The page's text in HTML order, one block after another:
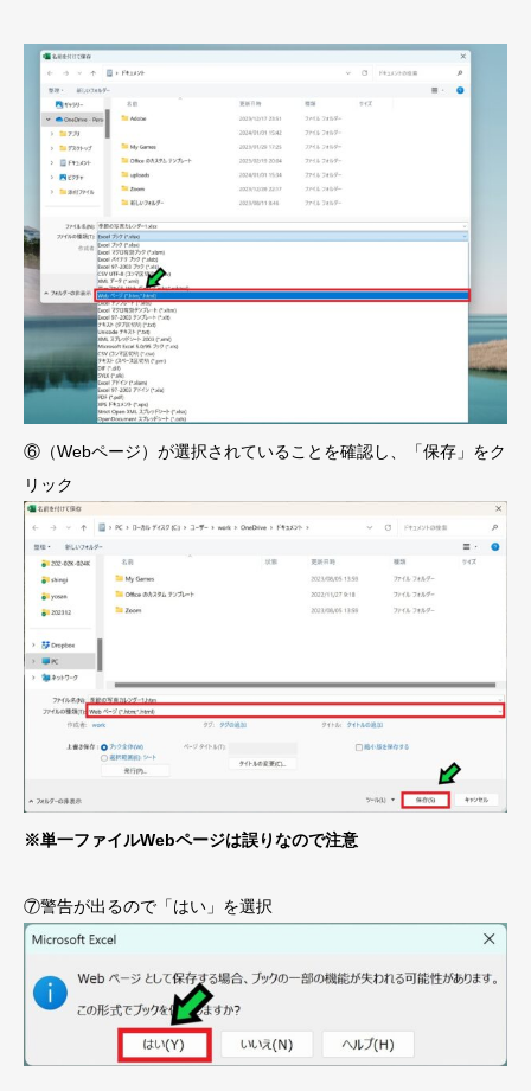
⑥（Webページ）が選択されていることを確認し、「保存」をク
リック
※単一ファイルWebページは誤りなので注意
⑦警告が出るので「はい」を選択